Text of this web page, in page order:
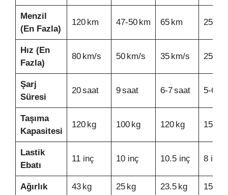
Menzil
(En Fazla)
120 km 47‑50 km 65 km 25‑30
Hız (En
Fazla)
80 km/s 50 km/s 35 km/s 25
Şarj
Süresi
20 saat 9 saat 6‑7 saat 5‑6
Taşıma
Kapasitesi
120 kg 100 kg 120 kg 150 kg
Lastik
Ebatı
11 inç 10 inç 10.5 inç 8 inç
Ağırlık 43 kg 25 kg 23.5 kg 15 kg